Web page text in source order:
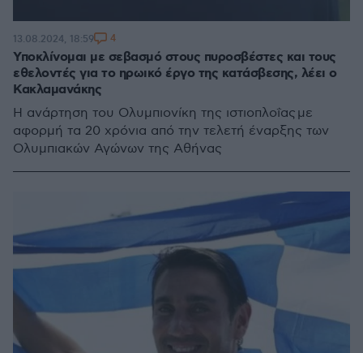
Υποκλίνομαι με σεβασμό στους πυροσβέστες και τους
εθελοντές για το ηρωικό έργο της κατάσβεσης, λέει ο
Κακλαμανάκης
Η ανάρτηση του Ολυμπιονίκη της ιστιοπλοΐας με
αφορμή τα 20 χρόνια από την τελετή έναρξης των
Ολυμπιακών Αγώνων της Αθήνας
13.08.2024, 18:59 4